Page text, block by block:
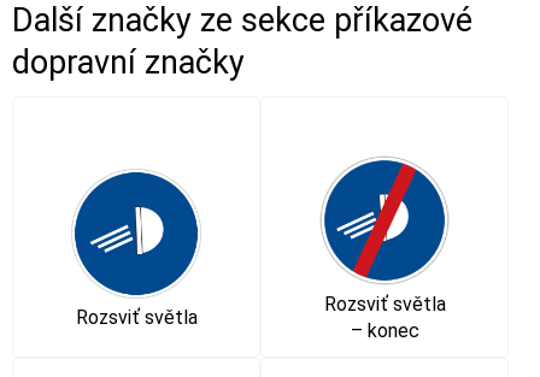
Další značky ze sekce příkazové
dopravní značky
Rozsviť světla
Rozsviť světla
– konec